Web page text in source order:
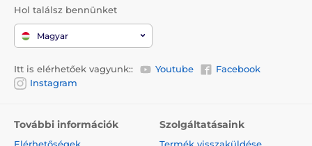
Hol találsz bennünket
Magyar
Itt is elérhetőek vagyunk:: Youtube
Facebook
Instagram
További információk Szolgáltatásaink